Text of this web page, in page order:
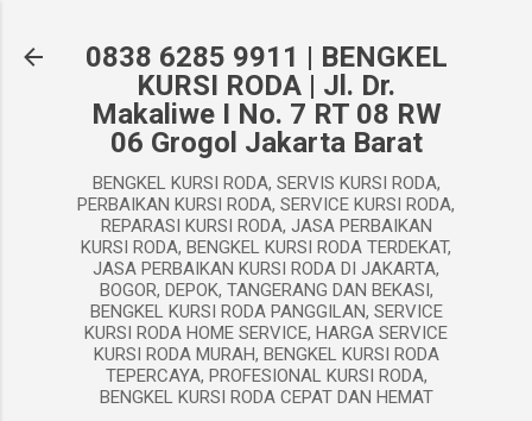
0838 6285 9911 | BENGKEL
KURSI RODA | Jl. Dr.
Makaliwe I No. 7 RT 08 RW
06 Grogol Jakarta Barat
BENGKEL KURSI RODA, SERVIS KURSI RODA,
PERBAIKAN KURSI RODA, SERVICE KURSI RODA,
REPARASI KURSI RODA, JASA PERBAIKAN
KURSI RODA, BENGKEL KURSI RODA TERDEKAT,
JASA PERBAIKAN KURSI RODA DI JAKARTA,
BOGOR, DEPOK, TANGERANG DAN BEKASI,
BENGKEL KURSI RODA PANGGILAN, SERVICE
KURSI RODA HOME SERVICE, HARGA SERVICE
KURSI RODA MURAH, BENGKEL KURSI RODA
TEPERCAYA, PROFESIONAL KURSI RODA,
BENGKEL KURSI RODA CEPAT DAN HEMAT